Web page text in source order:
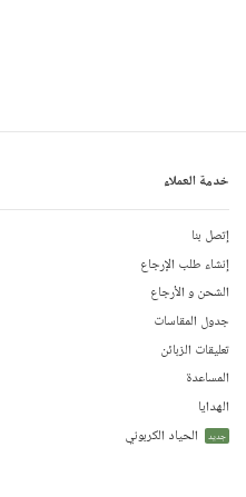
خدمة العملاء
إتصل بنا
إنشاء طلب الإرجاع
الشحن و الأرجاع
جدول المقاسات
تعليقات الزبائن
المساعدة
الهدايا
جديد الحياد الكربوني